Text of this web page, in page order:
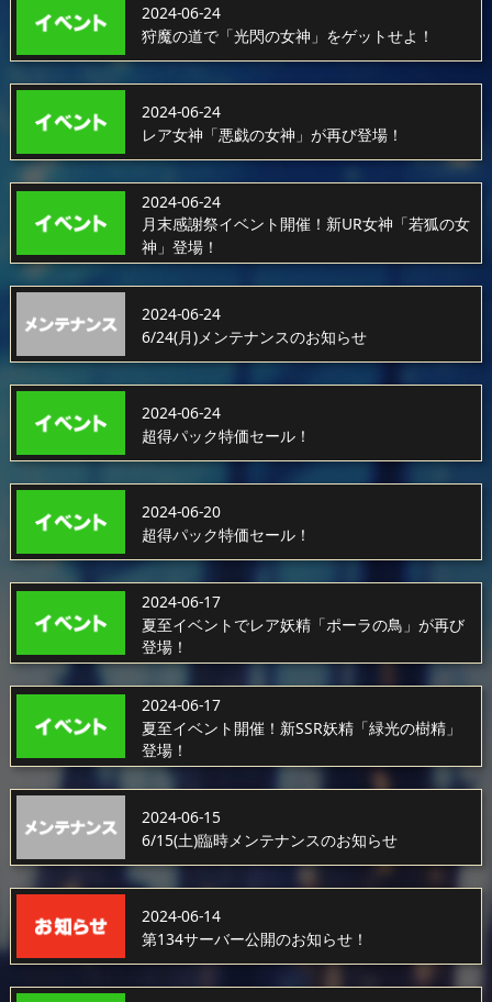
2024-06-24
狩魔の道で「光閃の女神」をゲットせよ！
2024-06-24
レア女神「悪戯の女神」が再び登場！
2024-06-24
月末感謝祭イベント開催！新UR女神「若狐の女
神」登場！
2024-06-24
6/24(月)メンテナンスのお知らせ
2024-06-24
超得パック特価セール！
2024-06-20
超得パック特価セール！
2024-06-17
夏至イベントでレア妖精「ポーラの鳥」が再び
登場！
2024-06-17
夏至イベント開催！新SSR妖精「緑光の樹精」
登場！
2024-06-15
6/15(土)臨時メンテナンスのお知らせ
2024-06-14
第134サーバー公開のお知らせ！